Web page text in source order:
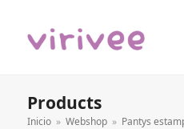
Products
Inicio » Webshop » Pantys